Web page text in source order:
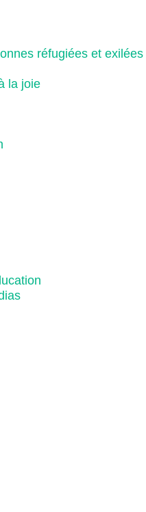
réfugiées et exilées
la joie